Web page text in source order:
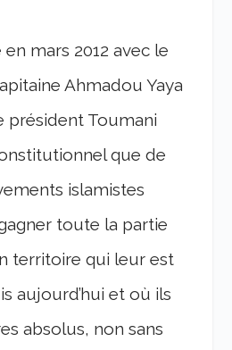
mars 2012 avec le
Ahmadou Yaya
président Toumani
que de
islamistes
toute la partie
territoire qui leur est
aujourd’hui et où ils
absolus, non sans